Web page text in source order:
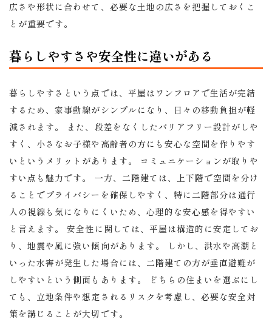
広さや形状に合わせて、必要な土地の広さを把握しておくこ
とが重要です。
暮らしやすさや安全性に違いがある
暮らしやすさという点では、平屋はワンフロアで生活が完結
するため、家事動線がシンプルになり、日々の移動負担が軽
減されます。 また、段差をなくしたバリアフリー設計がしや
すく、小さなお子様や高齢者の方にも安心な空間を作りやす
いというメリットがあります。 コミュニケーションが取りや
すい点も魅力です。 一方、二階建ては、上下階で空間を分け
ることでプライバシーを確保しやすく、特に二階部分は通行
人の視線も気になりにくいため、心理的な安心感を得やすい
と言えます。 安全性に関しては、平屋は構造的に安定してお
り、地震や風に強い傾向があります。 しかし、洪水や高潮と
いった水害が発生した場合には、二階建ての方が垂直避難が
しやすいという側面もあります。 どちらの住まいを選ぶにし
ても、立地条件や想定されるリスクを考慮し、必要な安全対
策を講じることが大切です。